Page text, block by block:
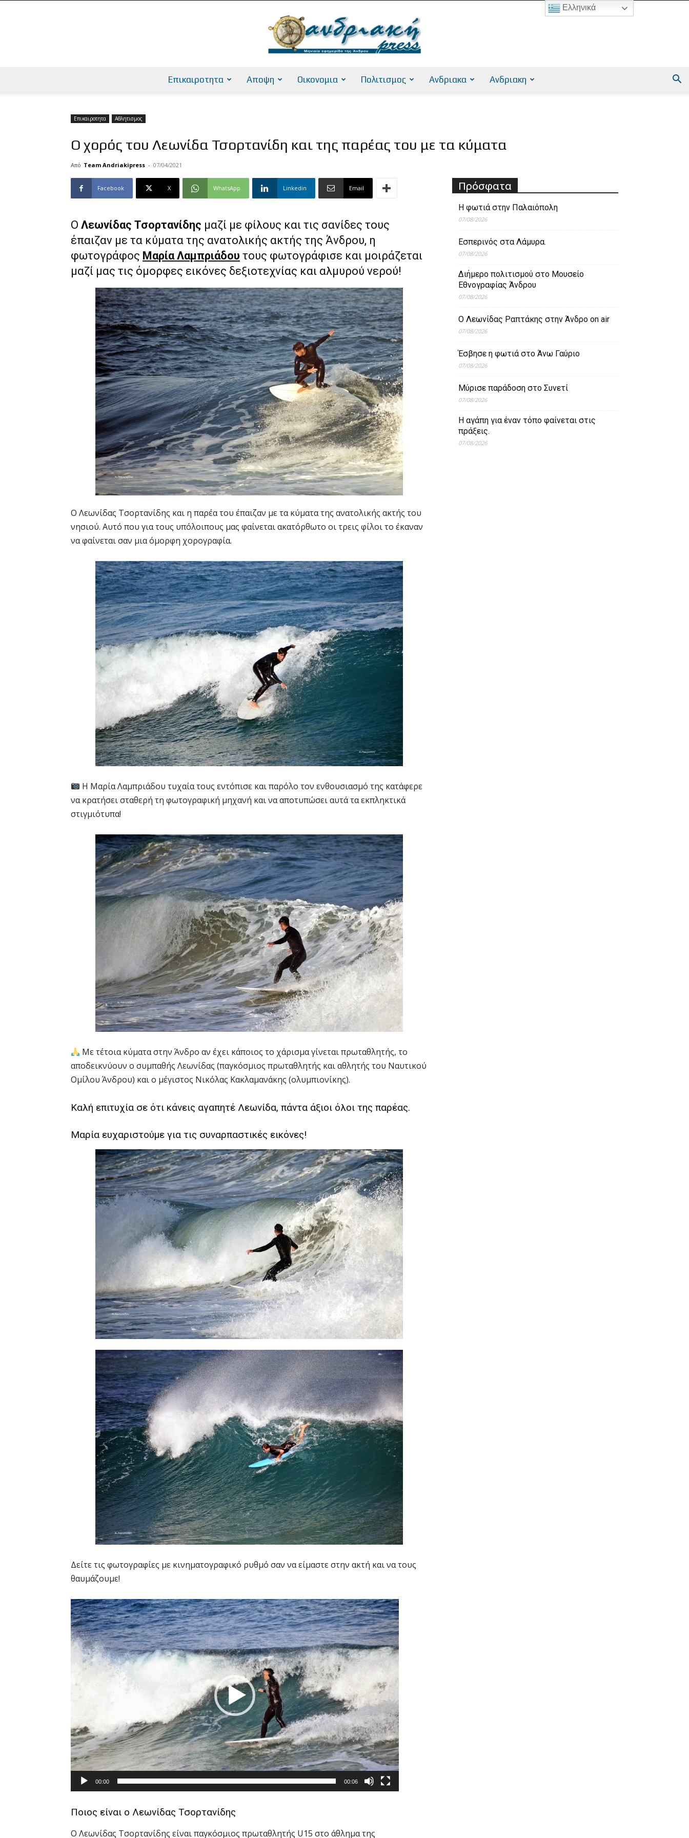
Επικαιροτητα Αποψη Οικονομια Πολιτισμος Ανδριακα Ανδριακη
Επικαιροτητα Αθλητισμος
Ο χορός του Λεωνίδα Τσορτανίδη και της παρέας του με τα κύματα
Από Team Andriakipress - 07/04/2021
Facebook X WhatsApp Linkedin Email
Ο Λεωνίδας Τσορτανίδης μαζί με φίλους και τις σανίδες τους
έπαιζαν με τα κύματα της ανατολικής ακτής της Άνδρου, η
φωτογράφος Μαρία Λαμπριάδου τους φωτογράφισε και μοιράζεται
μαζί μας τις όμορφες εικόνες δεξιοτεχνίας και αλμυρού νερού!
Ο Λεωνίδας Τσορτανίδης και η παρέα του έπαιζαν με τα κύματα της ανατολικής ακτής του
νησιού. Αυτό που για τους υπόλοιπους μας φαίνεται ακατόρθωτο οι τρεις φίλοι το έκαναν
να φαίνεται σαν μια όμορφη χορογραφία.
Η Μαρία Λαμπριάδου τυχαία τους εντόπισε και παρόλο τον ενθουσιασμό της κατάφερε
να κρατήσει σταθερή τη φωτογραφική μηχανή και να αποτυπώσει αυτά τα εκπληκτικά
στιγμιότυπα!
Με τέτοια κύματα στην Άνδρο αν έχει κάποιος το χάρισμα γίνεται πρωταθλητής, το
αποδεικνύουν ο συμπαθής Λεωνίδας (παγκόσμιος πρωταθλητής και αθλητής του Ναυτικού
Ομίλου Άνδρου) και ο μέγιστος Νικόλας Κακλαμανάκης (ολυμπιονίκης).
Καλή επιτυχία σε ότι κάνεις αγαπητέ Λεωνίδα, πάντα άξιοι όλοι της παρέας.
Μαρία ευχαριστούμε για τις συναρπαστικές εικόνες!
Δείτε τις φωτογραφίες με κινηματογραφικό ρυθμό σαν να είμαστε στην ακτή και να τους
θαυμάζουμε!
Video
Player
00:00 00:06
Ποιος είναι ο Λεωνίδας Τσορτανίδης
Ο Λεωνίδας Τσορτανίδης είναι παγκόσμιος πρωταθλητής U15 στο άθλημα της
Πρόσφατα
Η φωτιά στην Παλαιόπολη
07/08/2026
Εσπερινός στα Λάμυρα.
07/08/2026
Διήμερο πολιτισμού στο Μουσείο
Εθνογραφίας Άνδρου
07/08/2026
Ο Λεωνίδας Ραπτάκης στην Άνδρο on air
07/08/2026
Έσβησε η φωτιά στο Άνω Γαύριο
07/08/2026
Μύρισε παράδοση στο Συνετί
07/08/2026
Η αγάπη για έναν τόπο φαίνεται στις
πράξεις.
07/08/2026
Ελληνικά